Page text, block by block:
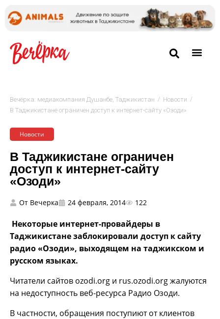
Вечёрка: медиакомпания Душанбе, Таджикистан / Новости /
В Таджикистане ограничен доступ к интернет-сайту «Озоди»
Новости
В Таджикистане ограничен
доступ к интернет-сайту
«Озоди»
От Вечерка 24 февраля, 2014 122
Некоторые интернет-провайдеры в
Таджикистане заблокировали доступ к сайту
радио «Озоди», выходящем на таджикском и
русском языках.
Читатели сайтов ozodi.org и rus.ozodi.org жалуются
на недоступность веб-ресурса Радио Озоди.
В частности, обращения поступиют от клиентов